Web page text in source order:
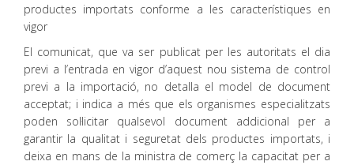
productes importats conforme a les característiques en
vigor
El comunicat, que va ser publicat per les autoritats el dia
previ a l’entrada en vigor d’aquest nou sistema de control
previ a la importació, no detalla el model de document
acceptat; i indica a més que els organismes especialitzats
poden sol·licitar qualsevol document addicional per a
garantir la qualitat i seguretat dels productes importats, i
deixa en mans de la ministra de comerç la capacitat per a